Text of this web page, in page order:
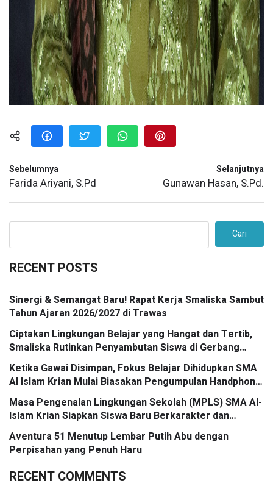
Sebelumnya
Farida Ariyani, S.Pd
Selanjutnya
Gunawan Hasan, S.Pd.
Cari
RECENT POSTS
Sinergi & Semangat Baru! Rapat Kerja Smaliska Sambut
Tahun Ajaran 2026/2027 di Trawas
Ciptakan Lingkungan Belajar yang Hangat dan Tertib,
Smaliska Rutinkan Penyambutan Siswa di Gerbang
Sekolah
Ketika Gawai Disimpan, Fokus Belajar Dihidupkan SMA
Al Islam Krian Mulai Biasakan Pengumpulan Handphone
Saat Pembelajaran
Masa Pengenalan Lingkungan Sekolah (MPLS) SMA Al-
Islam Krian Siapkan Siswa Baru Berkarakter dan
Tangguh
Aventura 51 Menutup Lembar Putih Abu dengan
Perpisahan yang Penuh Haru
RECENT COMMENTS